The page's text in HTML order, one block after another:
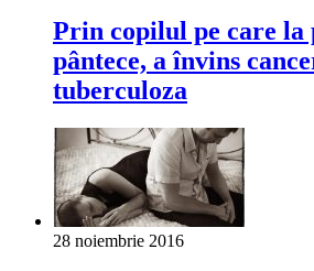
Prin copilul pe care la
pântece, a învins
tuberculoza
28 noiembrie 2016